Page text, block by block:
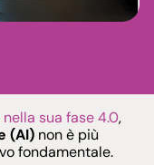
sua fase 4.0,
(AI) non è più
fondamentale.